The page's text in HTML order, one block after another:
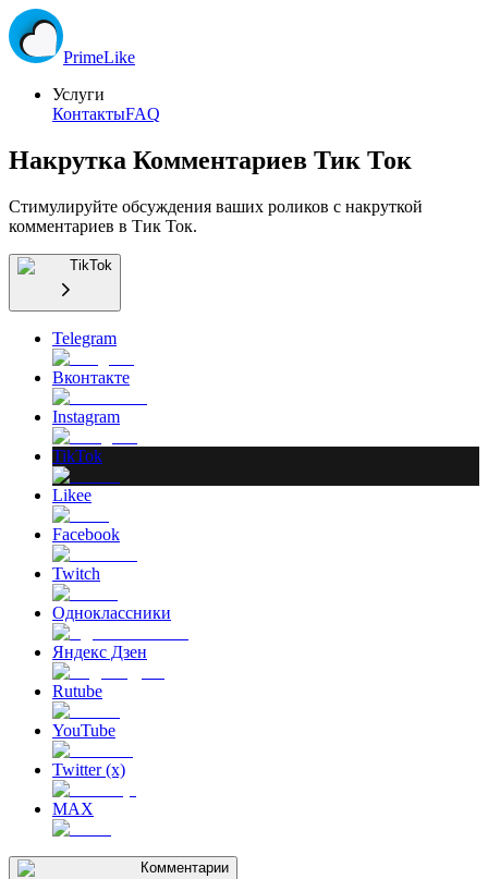
PrimeLike
Услуги
КонтактыFAQ
Накрутка Комментариев Тик Ток
Стимулируйте обсуждения ваших роликов с накруткой
комментариев в Тик Ток.
TikTok
Telegram
Вконтакте
Instagram
TikTok
Likee
Facebook
Twitch
Одноклассники
Яндекс Дзен
Rutube
YouTube
Twitter (x)
MAX
Комментарии